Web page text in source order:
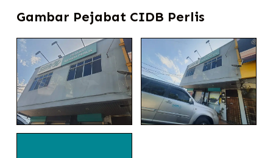
Gambar Pejabat CIDB Perlis